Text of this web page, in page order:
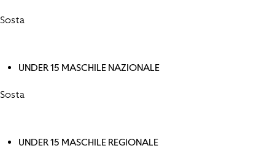
Sosta
UNDER 15 MASCHILE NAZIONALE
Sosta
UNDER 15 MASCHILE REGIONALE